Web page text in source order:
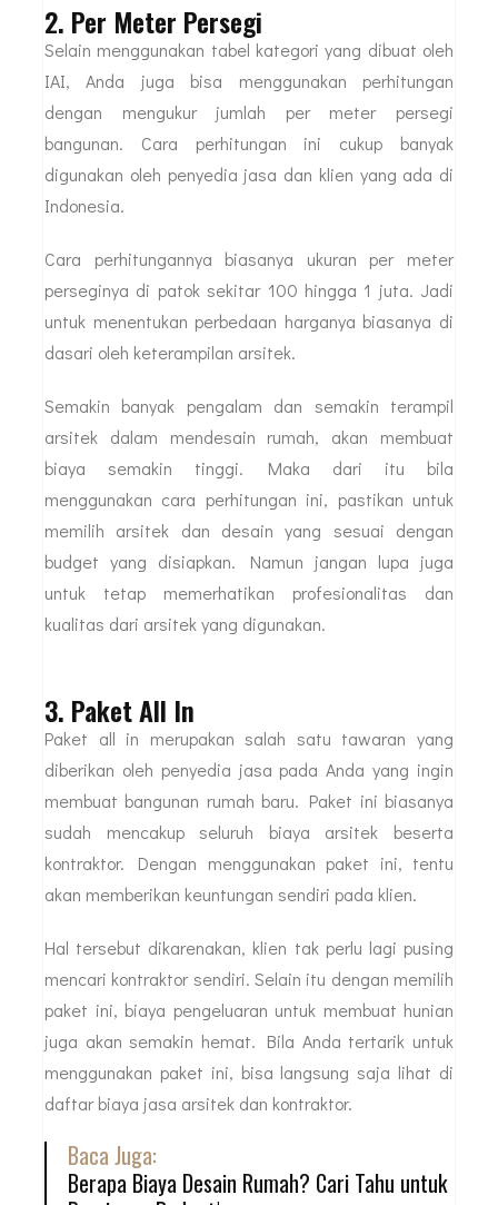
2. Per Meter Persegi
Selain menggunakan tabel kategori yang dibuat oleh
IAI, Anda juga bisa menggunakan perhitungan
dengan mengukur jumlah per meter persegi
bangunan. Cara perhitungan ini cukup banyak
digunakan oleh penyedia jasa dan klien yang ada di
Indonesia.
Cara perhitungannya biasanya ukuran per meter
perseginya di patok sekitar 100 hingga 1 juta. Jadi
untuk menentukan perbedaan harganya biasanya di
dasari oleh keterampilan arsitek.
Semakin banyak pengalam dan semakin terampil
arsitek dalam mendesain rumah, akan membuat
biaya semakin tinggi. Maka dari itu bila
menggunakan cara perhitungan ini, pastikan untuk
memilih arsitek dan desain yang sesuai dengan
budget yang disiapkan. Namun jangan lupa juga
untuk tetap memerhatikan profesionalitas dan
kualitas dari arsitek yang digunakan.
3. Paket All In
Paket all in merupakan salah satu tawaran yang
diberikan oleh penyedia jasa pada Anda yang ingin
membuat bangunan rumah baru. Paket ini biasanya
sudah mencakup seluruh biaya arsitek beserta
kontraktor. Dengan menggunakan paket ini, tentu
akan memberikan keuntungan sendiri pada klien.
Hal tersebut dikarenakan, klien tak perlu lagi pusing
mencari kontraktor sendiri. Selain itu dengan memilih
paket ini, biaya pengeluaran untuk membuat hunian
juga akan semakin hemat. Bila Anda tertarik untuk
menggunakan paket ini, bisa langsung saja lihat di
daftar biaya jasa arsitek dan kontraktor.
Baca Juga:
Berapa Biaya Desain Rumah? Cari Tahu untuk